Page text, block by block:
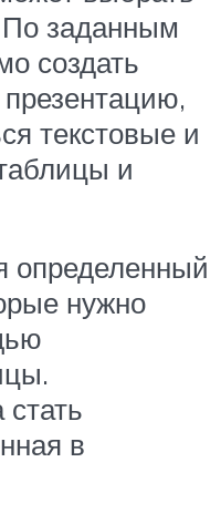
заданным
создать
текстовые и
и
определенный
нужно
в